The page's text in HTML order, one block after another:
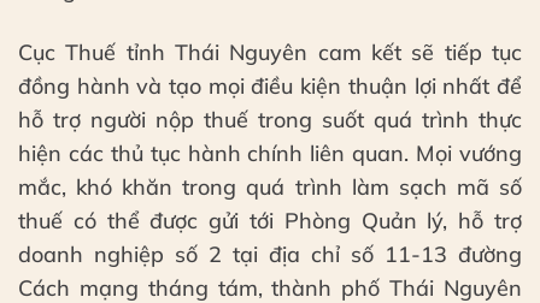
Cục Thuế tỉnh Thái Nguyên cam kết sẽ tiếp tục
đồng hành và tạo mọi điều kiện thuận lợi nhất để
hỗ trợ người nộp thuế trong suốt quá trình thực
hiện các thủ tục hành chính liên quan. Mọi vướng
mắc, khó khăn trong quá trình làm sạch mã số
thuế có thể được gửi tới Phòng Quản lý, hỗ trợ
doanh nghiệp số 2 tại địa chỉ số 11-13 đường
Cách mạng tháng tám, thành phố Thái Nguyên